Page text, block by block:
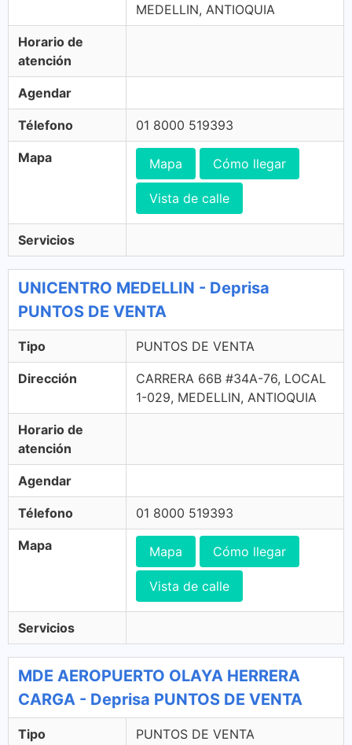
MEDELLIN, ANTIOQUIA
Horario de
atención
Agendar
Télefono 01 8000 519393
Mapa Mapa Cómo llegar
Vista de calle
Servicios
UNICENTRO MEDELLIN - Deprisa
PUNTOS DE VENTA
Tipo PUNTOS DE VENTA
Dirección
CARRERA 66B #34A-76, LOCAL
1-029, MEDELLIN, ANTIOQUIA
Horario de
atención
Agendar
Télefono 01 8000 519393
Mapa Mapa Cómo llegar
Vista de calle
Servicios
MDE AEROPUERTO OLAYA HERRERA
CARGA - Deprisa PUNTOS DE VENTA
Tipo PUNTOS DE VENTA